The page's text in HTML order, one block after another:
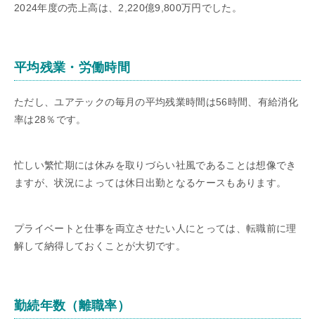
2024年度の売上高は、2,220億9,800万円でした。
平均残業・労働時間
ただし、ユアテックの毎月の平均残業時間は56時間、有給消化
率は28％です。
忙しい繁忙期には休みを取りづらい社風であることは想像でき
ますが、状況によっては休日出勤となるケースもあります。
プライベートと仕事を両立させたい人にとっては、転職前に理
解して納得しておくことが大切です。
勤続年数（離職率）